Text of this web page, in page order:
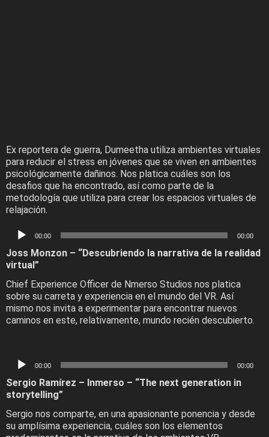
Ex reportera de guerra, Dumeetha utiliza ambientes virtuales
para reducir el stress en jóvenes que se viven en ambientes
psicológicamente dañinos. Nos platica cuáles son los
desafios que ha encontrado, así como parte de la
metodología que utiliza para crear los espacios virtuales de
relajación.
Audio
Player
00:00 00:00
Joss Monzon – “Descubriendo la narrativa de la realidad
virtual”
Chief Experience Officer de Nmerso Studios nos platica
sobre su carreta y experiencia en el mundo del VR. Así
mismo nos invita a experimentar para encontrar nuevos
caminos en este, relativamente, mundo recién descubierto.
Audio
Player
00:00 00:00
Sergio Ramírez – Inmerso – “The next generation in
storytelling”
Sergio nos comparte, en una apasionante ponencia y desde
su amplísima experiencia, cuáles son los elementos